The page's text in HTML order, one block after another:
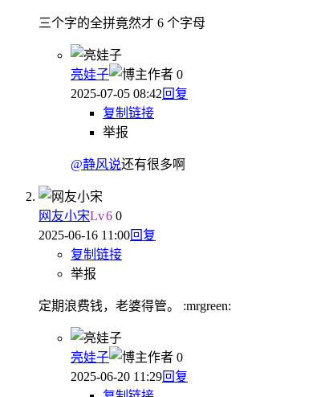
三个字的全拼竟然才 6 个字母
亮娃子 作者 0
2025-07-05 08:42回复
复制链接
举报
@静风说还有很多啊
网友小宋Lv6 0
2025-06-16 11:00回复
复制链接
举报
定期浪费钱，老婆得管。 :mrgreen:
亮娃子 作者 0
2025-06-20 11:29回复